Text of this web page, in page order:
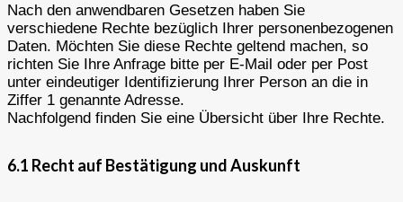
Nach den anwendbaren Gesetzen haben Sie
verschiedene Rechte bezüglich Ihrer personenbezogenen
Daten. Möchten Sie diese Rechte geltend machen, so
richten Sie Ihre Anfrage bitte per E-Mail oder per Post
unter eindeutiger Identifizierung Ihrer Person an die in
Ziffer 1 genannte Adresse.
Nachfolgend finden Sie eine Übersicht über Ihre Rechte.
6.1 Recht auf Bestätigung und Auskunft